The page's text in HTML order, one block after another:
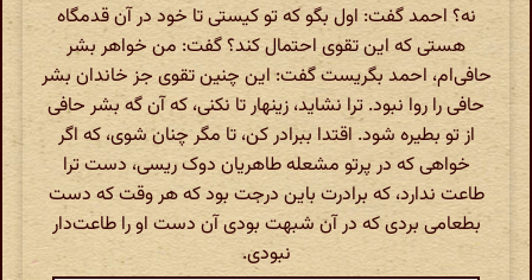
نه؟ احمد گفت: اول بگو که تو کیستی تا خود در آن قدمگاه
هستی که این تقوی احتمال کند؟ گفت: من خواهر بشر
حافی‌ام، احمد بگریست گفت: این چنین تقوی جز خاندان بشر
حافی را روا نبود. ترا نشاید، زینهار تا نکنی، که آن گه بشر حافی
از تو بطیره شود. اقتدا ببرادر کن، تا مگر چنان شوی، که اگر
خواهی که در پرتو مشعله طاهریان دوک ریسی، دست ترا
طاعت ندارد، که برادرت باین درجت بود که هر وقت که دست
بطعامی بردی که در آن شبهت بودی آن دست او را طاعت‌دار
نبودی.